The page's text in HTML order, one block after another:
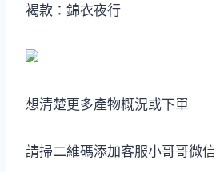
褐款：錦衣夜行
想清楚更多產物概況或下單
請掃二維碼添加客服小哥哥微信